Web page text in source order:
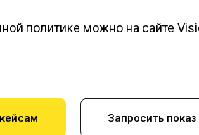
политике можно на сайте
Запросить показ